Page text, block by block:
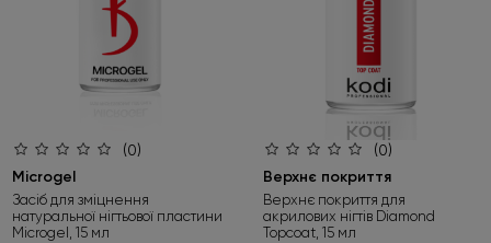
(0)
Microgel
Засіб для зміцнення
натуральної нігтьової пластини
Microgel, 15 мл
(0)
Верхнє покриття
Верхнє покриття для
акрилових нігтів Diamond
Topcoat, 15 мл